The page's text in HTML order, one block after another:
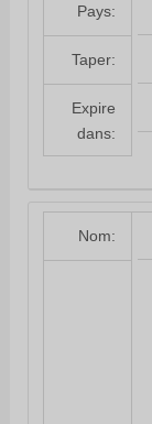
Pays:
Taper:
Expire
dans:
Nom: